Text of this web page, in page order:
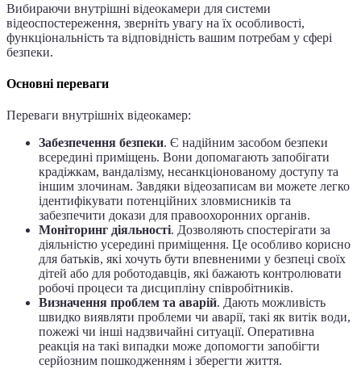
Вибираючи внутрішні відеокамери для системи
відеоспостереження, зверніть увагу на їх особливості,
функціональність та відповідність вашим потребам у сфері
безпеки.
Основні переваги
Переваги внутрішніх відеокамер:
Забезпечення безпеки. Є надійним засобом безпеки
всередині приміщень. Вони допомагають запобігати
крадіжкам, вандалізму, несанкціонованому доступу та
іншим злочинам. Завдяки відеозаписам ви можете легко
ідентифікувати потенційних зловмисників та
забезпечити докази для правоохоронних органів.
Моніторинг діяльності. Дозволяють спостерігати за
діяльністю усередині приміщення. Це особливо корисно
для батьків, які хочуть бути впевненими у безпеці своїх
дітей або для роботодавців, які бажають контролювати
робочі процеси та дисципліну співробітників.
Визначення проблем та аварій. Дають можливість
швидко виявляти проблеми чи аварії, такі як витік води,
пожежі чи інші надзвичайні ситуації. Оперативна
реакція на такі випадки може допомогти запобігти
серйозним пошкодженням і зберегти життя.